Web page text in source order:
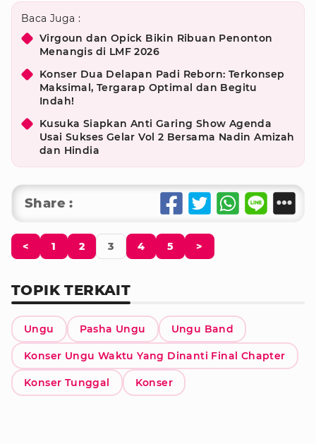
Baca Juga :
Virgoun dan Opick Bikin Ribuan Penonton
Menangis di LMF 2026
Konser Dua Delapan Padi Reborn: Terkonsep
Maksimal, Tergarap Optimal dan Begitu
Indah!
Kusuka Siapkan Anti Garing Show Agenda
Usai Sukses Gelar Vol 2 Bersama Nadin Amizah
dan Hindia
Share :
< 1 2 3 4 5 >
TOPIK TERKAIT
Ungu Pasha Ungu Ungu Band
Konser Ungu Waktu Yang Dinanti Final Chapter
Konser Tunggal Konser